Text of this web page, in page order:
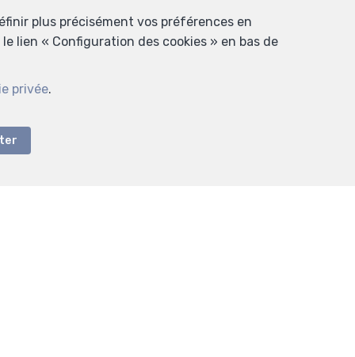
plus précisément vos préférences en
lien « Configuration des cookies » en bas de
privée.